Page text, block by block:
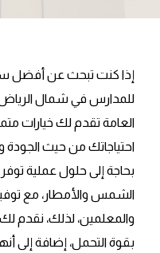
إذا كنت تبحث عن أفضل
للمدارس في شمال
العامة تقدم لك خيارات
احتياجاتك من حيث الجودة
بحاجة إلى حلول عملية
الشمس والأمطار، مع
والمعلمين، لذلك، نقدم
بقوة التحمل، إضافة إلى